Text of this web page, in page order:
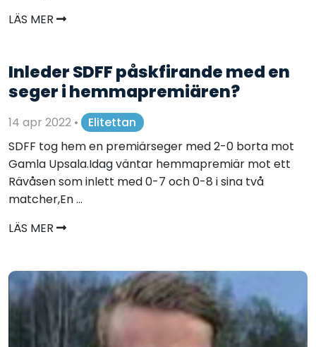
LÄS MER
Inleder SDFF påskfirande med en
seger i hemmapremiären?
14 apr 2022 •
Elitettan
SDFF tog hem en premiärseger med 2-0 borta mot
Gamla Upsala.Idag väntar hemmapremiär mot ett
Rävåsen som inlett med 0-7 och 0-8 i sina två
matcher,En ...
LÄS MER